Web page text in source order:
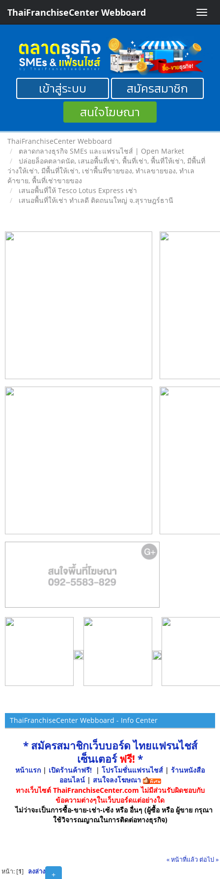
Toggle
ThaiFranchiseCenter Webboard
เข้าสู่ระบบ
สมัครสมาชิก
สนใจโฆษณา
ThaiFranchiseCenter Webboard
ตลาดกลางธุรกิจ SMEs และแฟรนไชส์ | Open Market
ปล่อยล็อคตลาดนัด, เสนอพื้นที่เช่า, พื้นที่เช่า, พื้นที่ให้เช่า, มีพื้นที่
ว่างให้เช่า, มีพื้นที่ให้เช่า, เช่าพื้นที่ขายของ, ทําเลขายของ, ทำเล
ค้าขาย, พื้นที่เช่าขายของ
เสนอพื้นที่ให้ Tesco Lotus Express เช่า
เสนอพื้นที่ให้เช่า ทำเลดี ติดถนนใหญ่ จ.สุราษฎร์ธานี
ThaiFranchiseCenter Webboard - Info Center
* สมัครสมาชิกเว็บบอร์ด ไทยแฟรนไชส์
เซ็นเตอร์ฟรี! *
หน้าแรก | เปิดร้านค้าฟรี! | โปรโมชั่นแฟรนไชส์ | ร้านหนังสือ
ออนไลน์ | สนใจลงโฆษณา
ทางเว็บไซต์ ThaiFranchiseCenter.com ไม่มีส่วนรับผิดชอบกับ
ข้อความต่างๆในเว็บบอร์ดแต่อย่างใด
ไม่ว่าจะเป็นการซื้อ-ขาย-เช่า-เซ้ง หรือ อื่นๆ (ผู้ซื้อ หรือ ผู้ขาย กรุณา
ใช้วิจารณญาณในการติดต่อทางธุรกิจ)
« หน้าที่แล้ว ต่อไป »
+
หน้า: [1] ลงล่าง